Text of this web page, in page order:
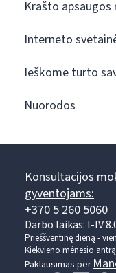
Krašto
Interneto
Ieškome turto
Nuorodos
Konsultacijos
gyventojams:
+370 5 260 5060
Darbo laikas: I-IV
Prieššventinę dieną -
Kiekvieno mėnesio
Paklausimas per